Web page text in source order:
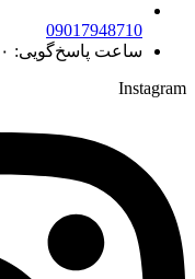
09017948710
ساعت پاسخ‌گویی: ۹:۰۰ الی ۲۱:۰۰
Instagram